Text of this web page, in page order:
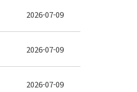
2026-07-09
2026-07-09
2026-07-09